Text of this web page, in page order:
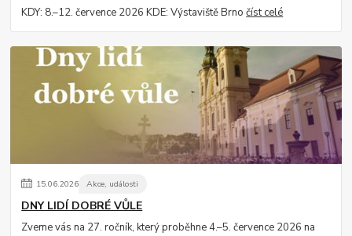
KDY: 8.–12. července 2026 KDE: Výstaviště Brnočíst celé
15.06.2026 Akce, události
DNY LIDÍ DOBRÉ VŮLE
Zveme vás na 27. ročník, který proběhne 4.–5. července 2026 na